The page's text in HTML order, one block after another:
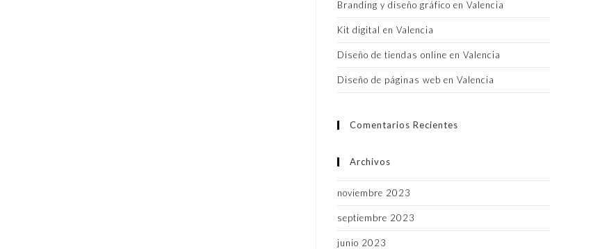
Branding y diseño gráfico en Valencia
Kit digital en Valencia
Diseño de tiendas online en Valencia
Diseño de páginas web en Valencia
Comentarios Recientes
Archivos
noviembre 2023
septiembre 2023
junio 2023